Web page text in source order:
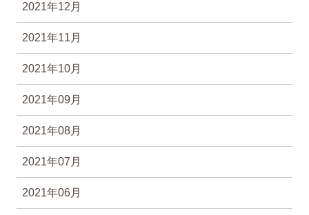
2021年12月
2021年11月
2021年10月
2021年09月
2021年08月
2021年07月
2021年06月